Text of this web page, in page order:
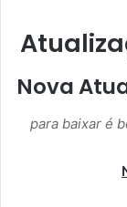
Nova
para baixar é